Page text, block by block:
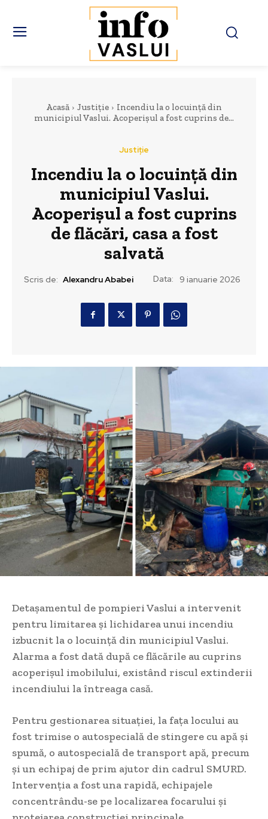
Acasă Justiție
Incendiu la o locuință din
municipiul Vaslui. Acoperișul a fost cuprins de...
Justiție
Incendiu la o locuință din
municipiul Vaslui.
Acoperișul a fost cuprins
de flăcări, casa a fost
salvată
Scris de: Alexandru Ababei Data: 9 ianuarie 2026
Detașamentul de pompieri Vaslui a intervenit
pentru limitarea și lichidarea unui incendiu
izbucnit la o locuință din municipiul Vaslui.
Alarma a fost dată după ce flăcările au cuprins
acoperișul imobilului, existând riscul extinderii
incendiului la întreaga casă.
Pentru gestionarea situației, la fața locului au
fost trimise o autospecială de stingere cu apă și
spumă, o autospecială de transport apă, precum
și un echipaj de prim ajutor din cadrul SMURD.
Intervenția a fost una rapidă, echipajele
concentrându-se pe localizarea focarului și